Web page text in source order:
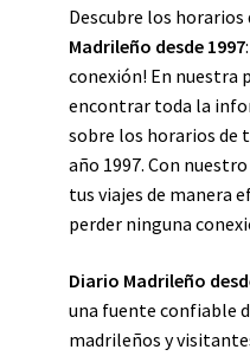
Descubre los
Madrileño desde 1997
conexión! En nuestra
encontrar toda la
sobre los horarios de
año 1997. Con
tus viajes de manera
perder ninguna
Diario Madrileño
una fuente confiable
madrileños y